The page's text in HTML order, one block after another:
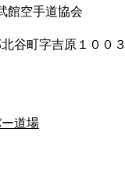
館空手道協会
谷町字吉原１００３
道場